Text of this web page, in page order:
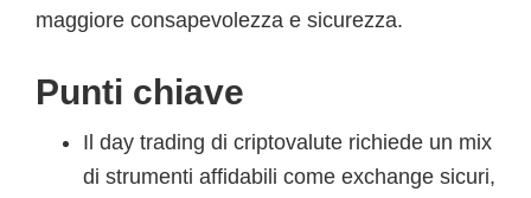
maggiore consapevolezza e sicurezza.
Punti chiave
Il day trading di criptovalute richiede un mix
di strumenti affidabili come exchange sicuri,